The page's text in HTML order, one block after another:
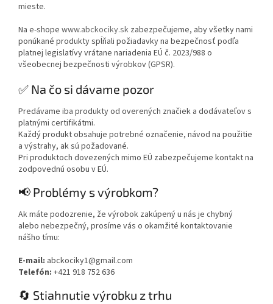
mieste.
Na e-shope www.abckociky.sk zabezpečujeme, aby všetky nami
ponúkané produkty spĺňali požiadavky na bezpečnosť podľa
platnej legislatívy vrátane nariadenia EÚ č. 2023/988 o
všeobecnej bezpečnosti výrobkov (GPSR).
✅ Na čo si dávame pozor
Predávame iba produkty od overených značiek a dodávateľov s
platnými certifikátmi.
Každý produkt obsahuje potrebné označenie, návod na použitie
a výstrahy, ak sú požadované.
Pri produktoch dovezených mimo EÚ zabezpečujeme kontakt na
zodpovednú osobu v EÚ.
📢 Problémy s výrobkom?
Ak máte podozrenie, že výrobok zakúpený u nás je chybný
alebo nebezpečný, prosíme vás o okamžité kontaktovanie
nášho tímu:
E-mail: abckociky1@gmail.com
Telefón: +421 918 752 636
🔄 Stiahnutie výrobku z trhu